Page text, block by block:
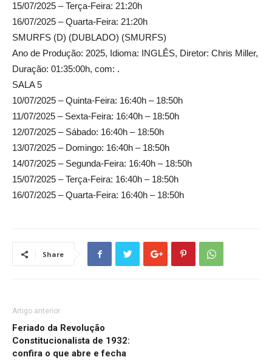
15/07/2025 – Terça-Feira: 21:20h
16/07/2025 – Quarta-Feira: 21:20h
SMURFS (D) (DUBLADO) (SMURFS)
Ano de Produção: 2025, Idioma: INGLÊS, Diretor: Chris Miller,
Duração: 01:35:00h, com: .
SALA 5
10/07/2025 – Quinta-Feira: 16:40h – 18:50h
11/07/2025 – Sexta-Feira: 16:40h – 18:50h
12/07/2025 – Sábado: 16:40h – 18:50h
13/07/2025 – Domingo: 16:40h – 18:50h
14/07/2025 – Segunda-Feira: 16:40h – 18:50h
15/07/2025 – Terça-Feira: 16:40h – 18:50h
16/07/2025 – Quarta-Feira: 16:40h – 18:50h
Share
Artigo anterior
Feriado da Revolução
Constitucionalista de 1932:
confira o que abre e fecha